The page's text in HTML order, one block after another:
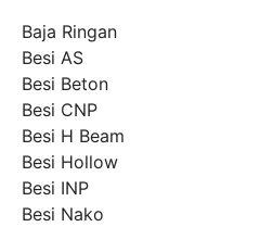
Baja Ringan
Besi AS
Besi Beton
Besi CNP
Besi H Beam
Besi Hollow
Besi INP
Besi Nako